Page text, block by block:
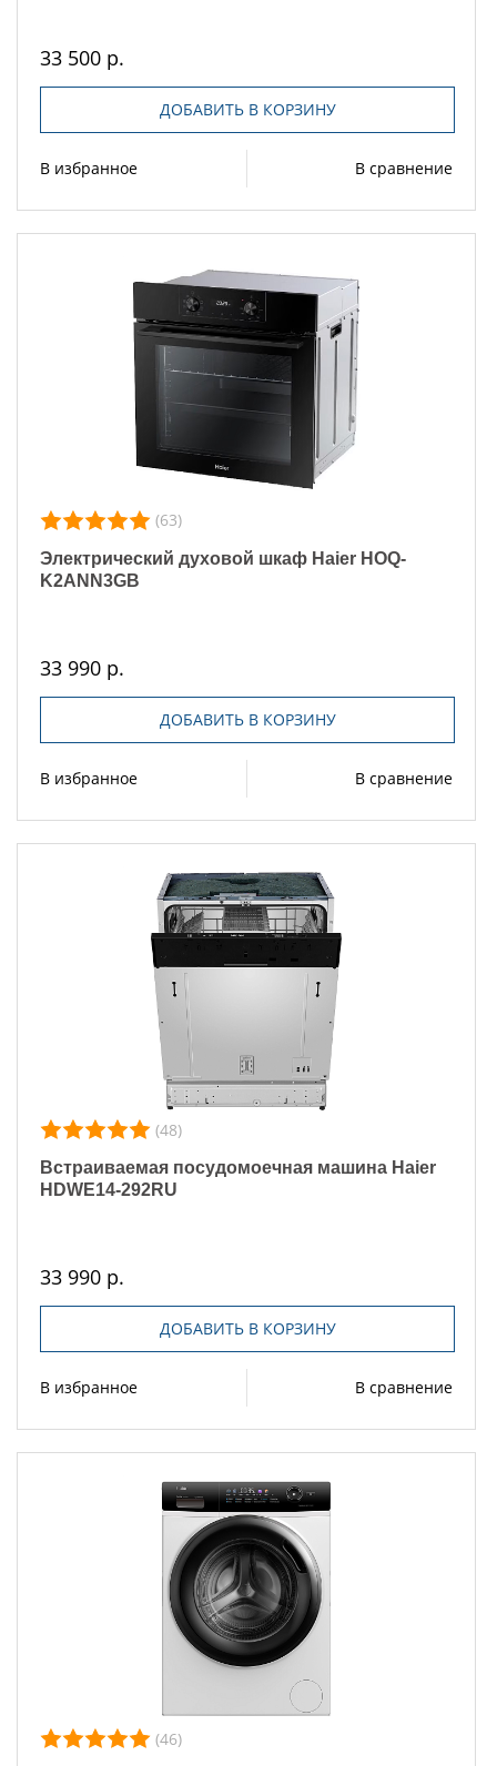
33 500 р.
ДОБАВИТЬ В КОРЗИНУ
В избранное В сравнение
(63)
Электрический духовой шкаф Haier HOQ-
K2ANN3GB
33 990 р.
ДОБАВИТЬ В КОРЗИНУ
В избранное В сравнение
(48)
Встраиваемая посудомоечная машина Haier
HDWE14-292RU
33 990 р.
ДОБАВИТЬ В КОРЗИНУ
В избранное В сравнение
(46)